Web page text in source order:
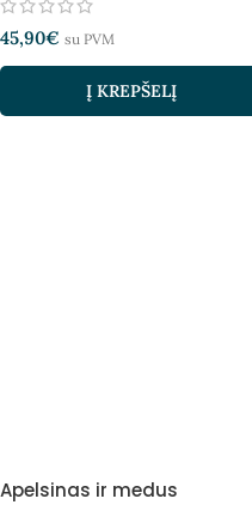
45,90€ su PVM
Į KREPŠELĮ
Apelsinas ir medus